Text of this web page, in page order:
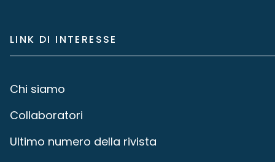
LINK DI INTERESSE
Chi siamo
Collaboratori
Ultimo numero della rivista